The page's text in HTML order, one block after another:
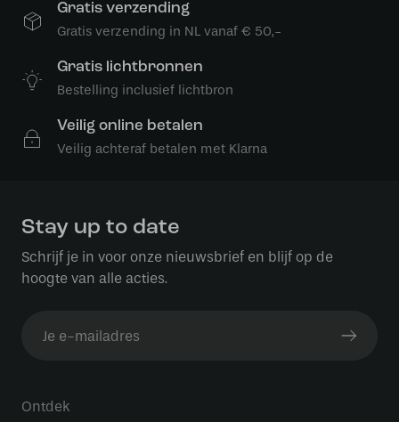
Gratis verzending
Gratis verzending in NL vanaf € 50,-
Gratis lichtbronnen
Bestelling inclusief lichtbron
Veilig online betalen
Veilig achteraf betalen met Klarna
Stay up to date
Schrijf je in voor onze nieuwsbrief en blijf op de
hoogte van alle acties.
Ontdek